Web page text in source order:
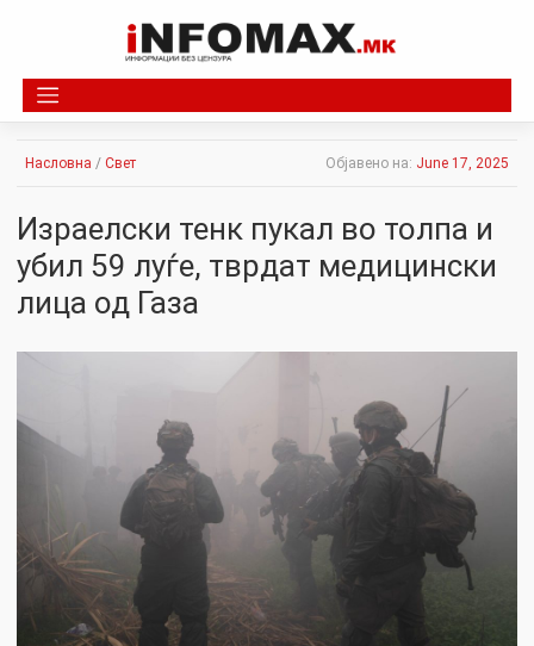
Насловна / Свет Објавено на: June 17, 2025
Израелски тенк пукал во толпа и
убил 59 луѓе, тврдат медицински
лица од Газа